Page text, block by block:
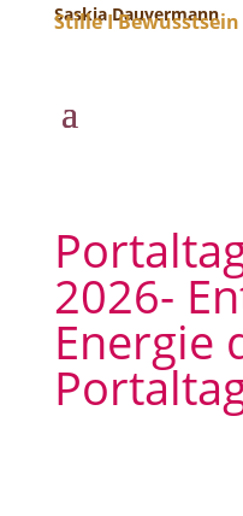
Saskia Dauvermann
Stille I Bewusstsein
2026-
Energie